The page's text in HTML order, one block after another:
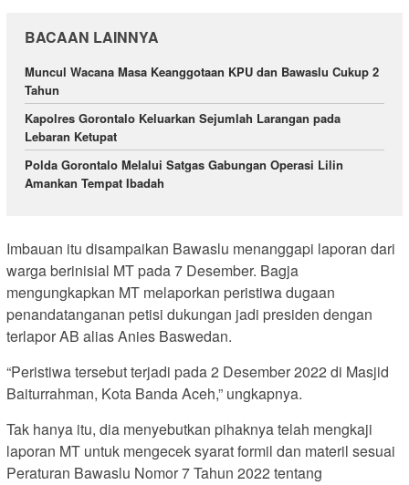
BACAAN LAINNYA
Muncul Wacana Masa Keanggotaan KPU dan Bawaslu Cukup 2
Tahun
Kapolres Gorontalo Keluarkan Sejumlah Larangan pada
Lebaran Ketupat
Polda Gorontalo Melalui Satgas Gabungan Operasi Lilin
Amankan Tempat Ibadah
Imbauan itu disampaikan Bawaslu menanggapi laporan dari
warga berinisial MT pada 7 Desember. Bagja
mengungkapkan MT melaporkan peristiwa dugaan
penandatanganan petisi dukungan jadi presiden dengan
terlapor AB alias Anies Baswedan.
“Peristiwa tersebut terjadi pada 2 Desember 2022 di Masjid
Baiturrahman, Kota Banda Aceh,” ungkapnya.
Tak hanya itu, dia menyebutkan pihaknya telah mengkaji
laporan MT untuk mengecek syarat formil dan materil sesuai
Peraturan Bawaslu Nomor 7 Tahun 2022 tentang